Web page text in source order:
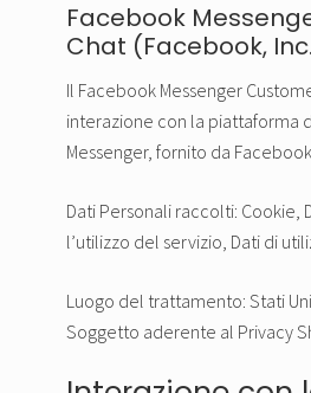
Facebook
Chat (Facebook,
Il Facebook Messenger
interazione con la piattaforma
Messenger, fornito da
Dati Personali raccolti: Cookie,
l’utilizzo del servizio, Dati di
Luogo del trattamento: Stati
Soggetto aderente al Privacy